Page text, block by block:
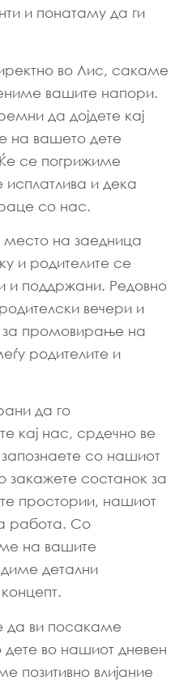
и понатаму да ги
во Лис, сакаме
вашите напори.
да дојдете кај
на вашето дете
се погрижиме
и дека
со нас.
на заедница
и родителите се
и поддржани. Редовно
вечери и
промовирање на
родителите и
да го
кај нас, срдечно ве
со нашиот
закажете состанок за
простории, нашиот
работа. Со
на вашите
детални
да ви посакаме
во нашиот дневен
позитивно влијание